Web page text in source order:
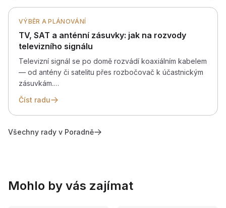
VÝBĚR A PLÁNOVÁNÍ
TV, SAT a anténní zásuvky: jak na rozvody
televizního signálu
Televizní signál se po domě rozvádí koaxiálním kabelem
— od antény či satelitu přes rozbočovač k účastnickým
zásuvkám.…
Číst radu
Všechny rady v Poradně
Mohlo by vás zajímat